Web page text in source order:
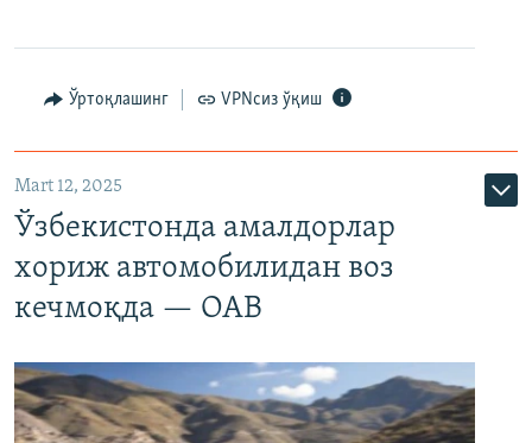
Ўртоқлашинг VPNсиз ўқиш
Mart 12, 2025
Ўзбекистонда амалдорлар
хориж автомобилидан воз
кечмоқда — ОАВ